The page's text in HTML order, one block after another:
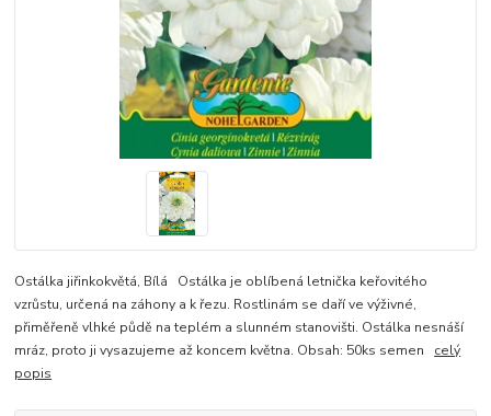
Ostálka jiřinkokvětá, Bílá Ostálka je oblíbená letnička keřovitého
vzrůstu, určená na záhony a k řezu. Rostlinám se daří ve výživné,
přiměřeně vlhké půdě na teplém a slunném stanovišti. Ostálka nesnáší
mráz, proto ji vysazujeme až koncem května. Obsah: 50ks semen celý
popis